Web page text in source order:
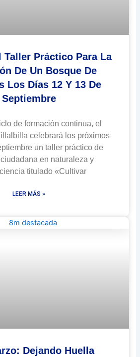
Taller Práctico Para La
De Un Bosque De
Los Días 12 Y 13 De
Septiembre
de formación continua, el
celebrará los próximos
un taller práctico de
en naturaleza y
titulado «Cultivar
LEER MÁS »
Dejando Huella